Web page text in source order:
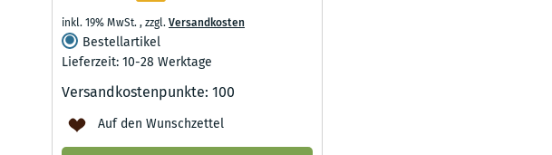
inkl. 19% MwSt.,zzgl.Versandkosten
Bestellartikel
Lieferzeit: 10-28 Werktage
Versandkostenpunkte: 100
Auf den Wunschzettel